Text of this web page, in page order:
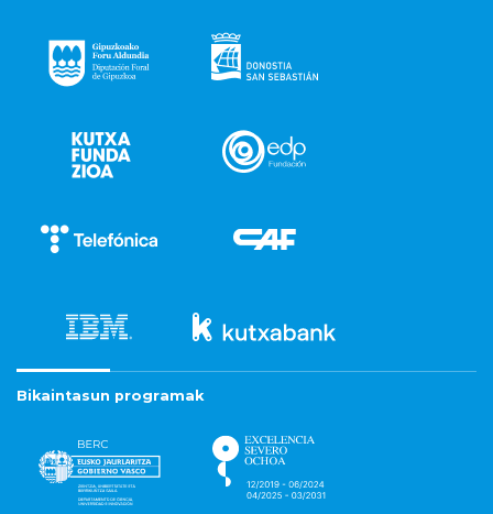
Bikaintasun programak